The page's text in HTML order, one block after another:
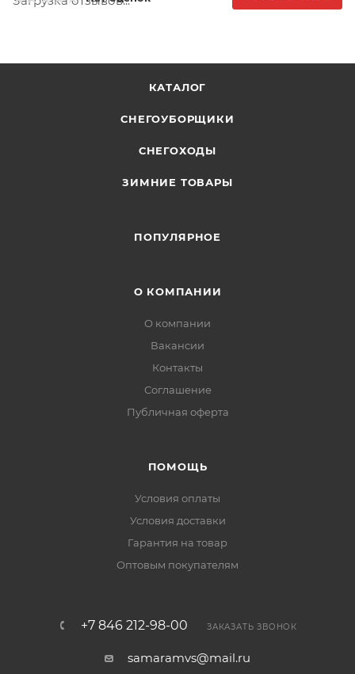
КАТАЛОГ
СНЕГОУБОРЩИКИ
СНЕГОХОДЫ
ЗИМНИЕ ТОВАРЫ
ПОПУЛЯРНОЕ
О КОМПАНИИ
О компании
Вакансии
Контакты
Соглашение
Публичная оферта
ПОМОЩЬ
Условия оплаты
Условия доставки
Гарантия на товар
Оптовым покупателям
+7 846 212-98-00 ЗАКАЗАТЬ ЗВОНОК
samaramvs@mail.ru